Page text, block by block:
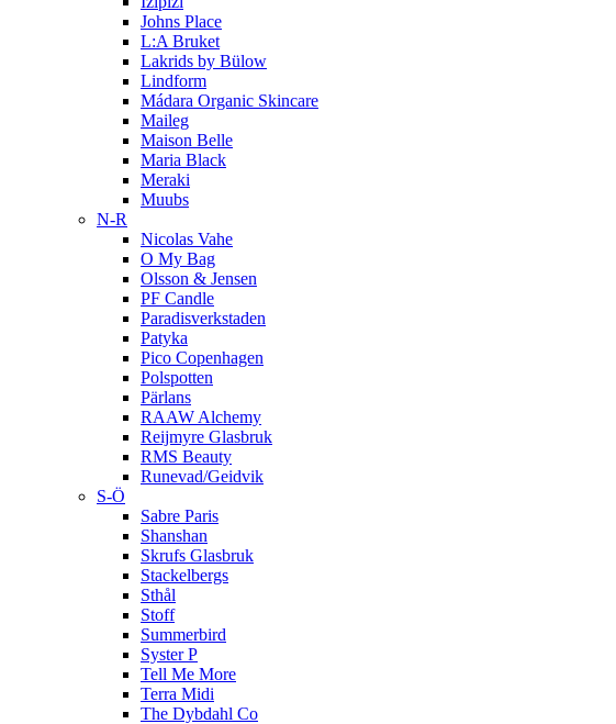
Johns Place
L:A Bruket
Lakrids by Bülow
Lindform
Mádara Organic Skincare
Maileg
Maison Belle
Maria Black
Meraki
Muubs
N-R
Nicolas Vahe
O My Bag
Olsson & Jensen
PF Candle
Paradisverkstaden
Patyka
Pico Copenhagen
Polspotten
Pärlans
RAAW Alchemy
Reijmyre Glasbruk
RMS Beauty
Runevad/Geidvik
S-Ö
Sabre Paris
Shanshan
Skrufs Glasbruk
Stackelbergs
Sthål
Stoff
Summerbird
Syster P
Tell Me More
Terra Midi
The Dybdahl Co